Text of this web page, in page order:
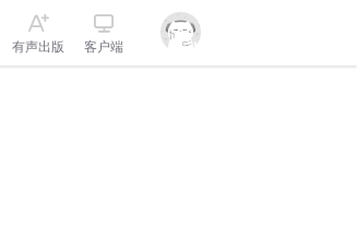
有声出版 客户端